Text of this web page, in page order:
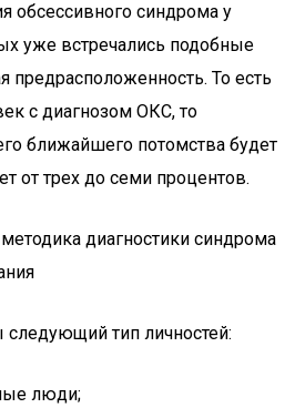
обсессивного синдрома у
уже встречались подобные
предрасположенность. То есть
с диагнозом ОКС, то
ближайшего потомства будет
от трех до семи процентов.
диагностики синдрома
тип личностей:
люди;